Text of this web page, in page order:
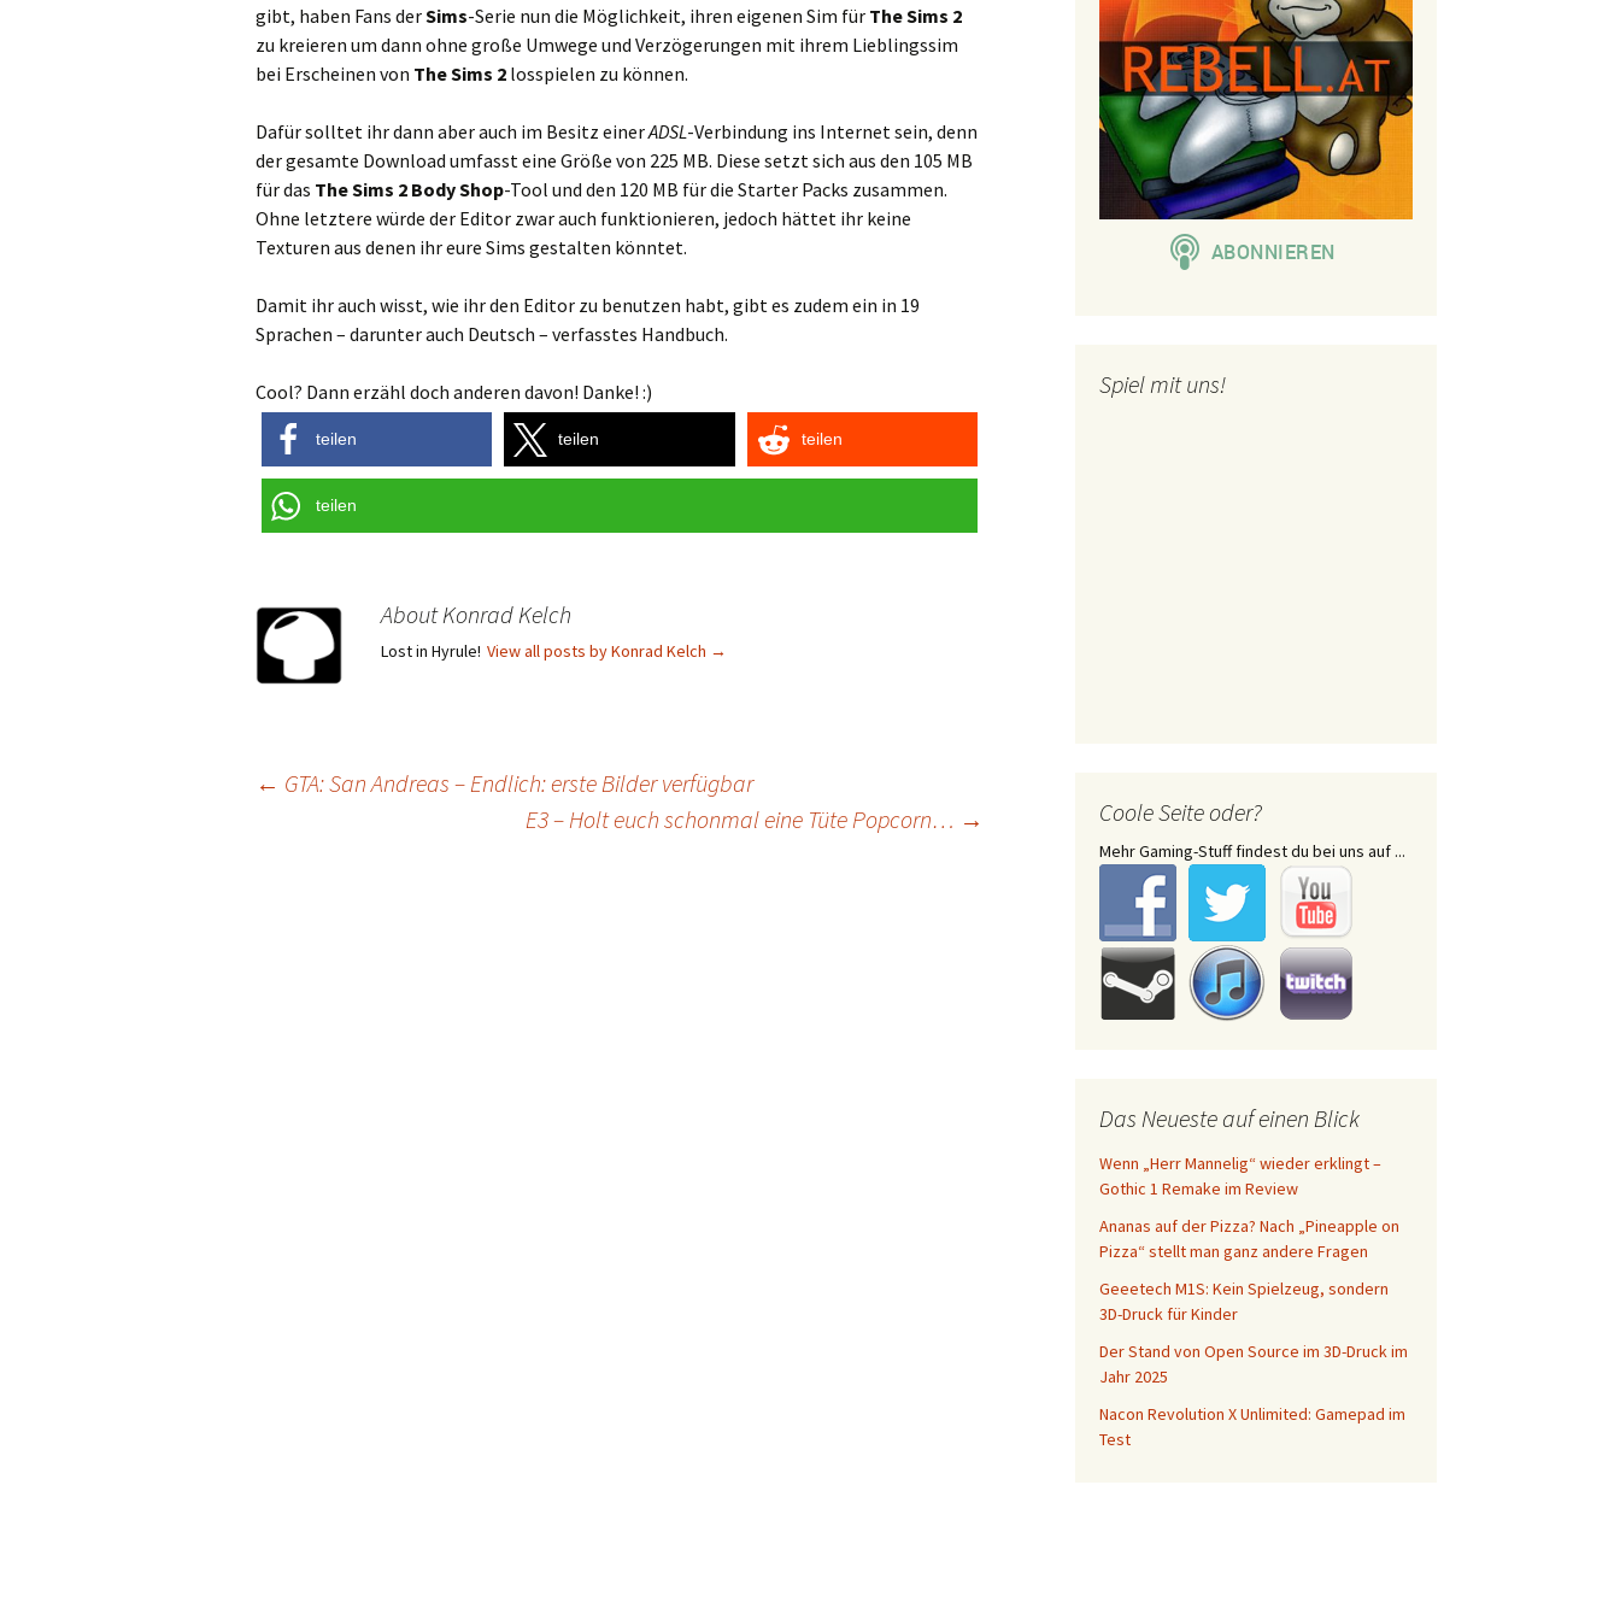
gibt, haben Fans derSims-Serie nun die Möglichkeit, ihren eigenen Sim für The Sims 2
zu kreieren um dann ohne große Umwege und Verzögerungen mit ihrem Lieblingssim
bei Erscheinen von The Sims 2 losspielen zu können.
Dafür solltet ihr dann aber auch im Besitz einerADSL-Verbindung ins Internet sein, denn
der gesamte Download umfasst eine Größe von 225 MB. Diese setzt sich aus den 105 MB
für das The Sims 2 Body Shop-Tool und den 120 MB für die Starter Packs zusammen.
Ohne letztere würde der Editor zwar auch funktionieren, jedoch hättet ihr keine
Texturen aus denen ihr eure Sims gestalten könntet.
Damit ihr auch wisst, wie ihr den Editor zu benutzen habt, gibt es zudem ein in 19
Sprachen – darunter auch Deutsch – verfasstes Handbuch.
Cool? Dann erzähl doch anderen davon! Danke! :)
teilen teilen teilen
teilen
About Konrad Kelch
Lost in Hyrule! View all posts by Konrad Kelch →
← GTA: San Andreas – Endlich: erste Bilder verfügbar
E3 – Holt euch schonmal eine Tüte Popcorn… →
Spiel mit uns!
Coole Seite oder?
Mehr Gaming-Stuff findest du bei uns auf ...
Das Neueste auf einen Blick
Wenn „Herr Mannelig“ wieder erklingt –
Gothic 1 Remake im Review
Ananas auf der Pizza? Nach „Pineapple on
Pizza“ stellt man ganz andere Fragen
Geeetech M1S: Kein Spielzeug, sondern
3D-Druck für Kinder
Der Stand von Open Source im 3D-Druck im
Jahr 2025
Nacon Revolution X Unlimited: Gamepad im
Test